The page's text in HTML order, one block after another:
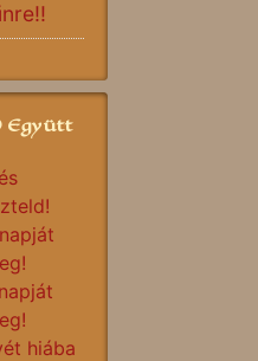
Együtt
hiába